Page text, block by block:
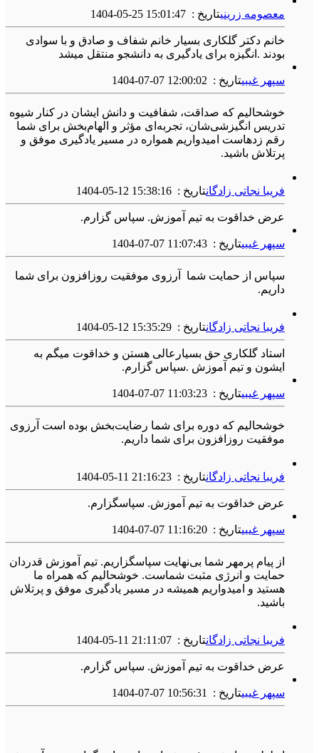
معصومه زرینیتاریخ : 1404-05-25 15:01:47
خانم دکتر گلکاری بسیار خانم شفاف و صادق و با سوادی
بودند .انگیزه برای یادگیری به دانشجو منتقل میشد
سپهر غیبیتاریخ : 1404-07-07 12:00:02
خوشحالیم که صداقت، شفافیت و دانش ایشان در کنار شیوه
تدریس انگیزشی‌شان، تجربه‌ای مؤثر و الهام‌بخش برای شما
رقم زدهاست امیدواریم همواره در مسیر یادگیری موفق و
پرتلاش باشید.
فریبا نجاتی زادگانتاریخ : 1404-05-12 15:38:16
عرض خداقوت به تیم آموزش. سپاس گزارم.
سپهر غیبیتاریخ : 1404-07-07 11:07:43
سپاس از حمایت شما آرزوی موفقیت روزافزون برای شما
داریم.
فریبا نجاتی زادگانتاریخ : 1404-05-12 15:35:29
استاد گلکاری حق بسیارعالی هستن و خداقوت میگم به
ایشون و تیم آموزش .سپاس گزارم.
سپهر غیبیتاریخ : 1404-07-07 11:03:23
خوشحالیم که دوره برای شما رضایت‌بخش بوده است آرزوی
موفقیت روزافزون برای شما داریم.
فریبا نجاتی زادگانتاریخ : 1404-05-11 21:16:23
عرض خداقوت به تیم آموزش. سپاسگزارم.
سپهر غیبیتاریخ : 1404-07-07 11:16:20
از پیام پرمهر شما بی‌نهایت سپاسگزاریم. تیم آموزش قدردان
حمایت و انرژی مثبت شماست. خوشحالیم که همراه ما
هستید و امیدواریم همیشه در مسیر یادگیری موفق و پرتلاش
باشید.
فریبا نجاتی زادگانتاریخ : 1404-05-11 21:11:07
عرض خداقوت به تیم آموزش. سپاس گزارم.
سپهر غیبیتاریخ : 1404-07-07 10:56:31